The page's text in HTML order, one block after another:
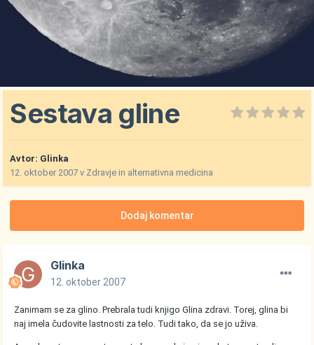
Sestava gline
Avtor: Glinka
12. oktober 2007 v Zdravje in alternativna medicina
Dodaj komentar
Glinka
12. oktober 2007
Zanimam se za glino. Prebrala tudi knjigo Glina zdravi. Torej, glina bi
naj imela čudovite lastnosti za telo. Tudi tako, da se jo uživa.